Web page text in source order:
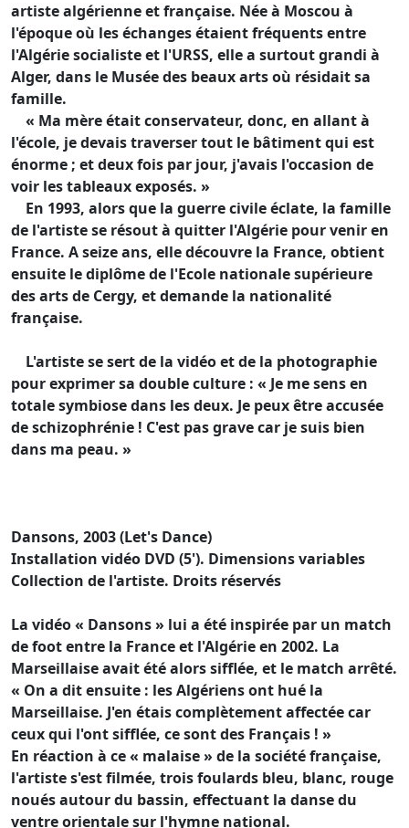
artiste algérienne et française. Née à Moscou à
l'époque où les échanges étaient fréquents entre
l'Algérie socialiste et l'URSS, elle a surtout grandi à
Alger, dans le Musée des beaux arts où résidait sa
famille.
« Ma mère était conservateur, donc, en allant à
l'école, je devais traverser tout le bâtiment qui est
énorme ; et deux fois par jour, j'avais l'occasion de
voir les tableaux exposés. »
En 1993, alors que la guerre civile éclate, la famille
de l'artiste se résout à quitter l'Algérie pour venir en
France. A seize ans, elle découvre la France, obtient
ensuite le diplôme de l'Ecole nationale supérieure
des arts de Cergy, et demande la nationalité
française.
L'artiste se sert de la vidéo et de la photographie
pour exprimer sa double culture : « Je me sens en
totale symbiose dans les deux. Je peux être accusée
de schizophrénie ! C'est pas grave car je suis bien
dans ma peau. »
Dansons, 2003 (Let's Dance)
Installation vidéo DVD (5'). Dimensions variables
Collection de l'artiste. Droits réservés
La vidéo « Dansons » lui a été inspirée par un match
de foot entre la France et l'Algérie en 2002. La
Marseillaise avait été alors sifflée, et le match arrêté.
« On a dit ensuite : les Algériens ont hué la
Marseillaise. J'en étais complètement affectée car
ceux qui l'ont sifflée, ce sont des Français ! »
En réaction à ce « malaise » de la société française,
l'artiste s'est filmée, trois foulards bleu, blanc, rouge
noués autour du bassin, effectuant la danse du
ventre orientale sur l'hymne national.